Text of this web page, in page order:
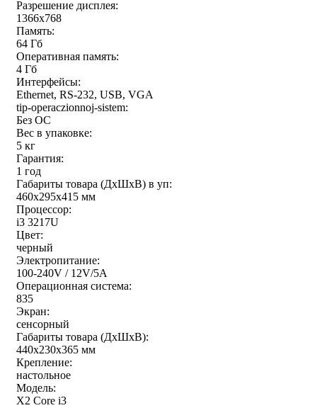
Разрешение дисплея:
1366x768
Память:
64 Гб
Оперативная память:
4 Гб
Интерфейсы:
Ethernet, RS-232, USB, VGA
tip-operaczionnoj-sistem:
Без ОС
Вес в упаковке:
5 кг
Гарантия:
1 год
Габариты товара (ДxШxВ) в уп:
460x295x415 мм
Процессор:
i3 3217U
Цвет:
черный
Электропитание:
100-240V / 12V/5A
Операционная система:
835
Экран:
сенсорный
Габариты товара (ДxШxВ):
440x230x365 мм
Крепление:
настольное
Модель:
X2 Core i3